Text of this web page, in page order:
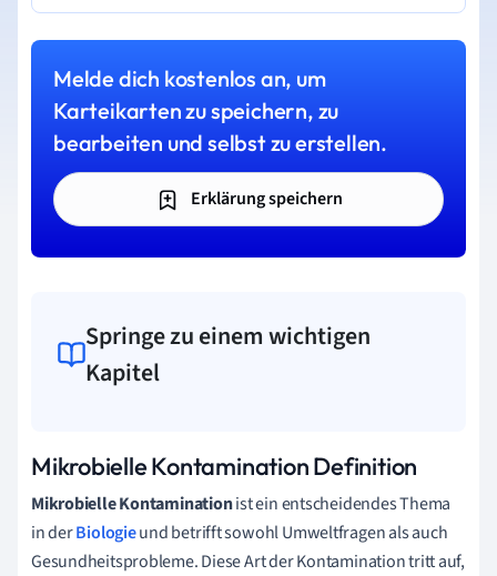
Melde dich kostenlos an, um
Karteikarten zu speichern, zu
bearbeiten und selbst zu erstellen.
Erklärung speichern
Springe zu einem wichtigen
Kapitel
Mikrobielle Kontamination Definition
Mikrobielle Kontaminationist ein entscheidendes Thema
in derBiologieund betrifft sowohl Umweltfragen als auch
Gesundheitsprobleme. Diese Art der Kontamination tritt auf,